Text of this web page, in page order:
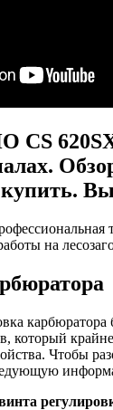
CS
на
карбюратора
который
Чтобы